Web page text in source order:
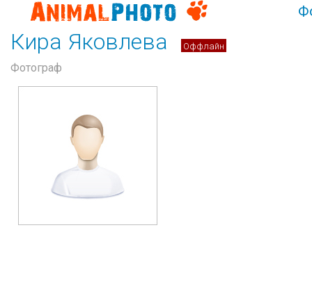
Кира Яковлева Оффлайн
Фотограф